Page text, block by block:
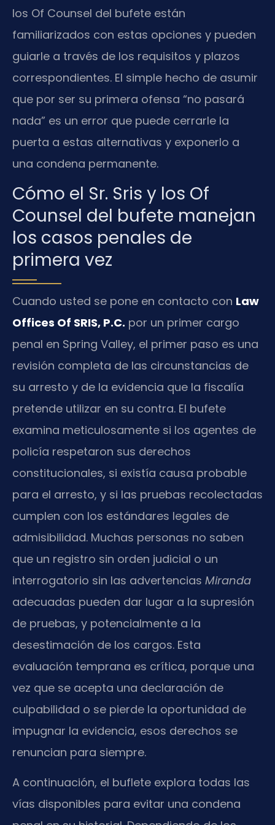
los Of Counsel del bufete están
familiarizados con estas opciones y pueden
guiarle a través de los requisitos y plazos
correspondientes. El simple hecho de asumir
que por ser su primera ofensa “no pasará
nada” es un error que puede cerrarle la
puerta a estas alternativas y exponerlo a
una condena permanente.
Cómo el Sr. Sris y los Of
Counsel del bufete manejan
los casos penales de
primera vez
Cuando usted se pone en contacto con Law
Offices Of SRIS, P.C. por un primer cargo
penal en Spring Valley, el primer paso es una
revisión completa de las circunstancias de
su arresto y de la evidencia que la fiscalía
pretende utilizar en su contra. El bufete
examina meticulosamente si los agentes de
policía respetaron sus derechos
constitucionales, si existía causa probable
para el arresto, y si las pruebas recolectadas
cumplen con los estándares legales de
admisibilidad. Muchas personas no saben
que un registro sin orden judicial o un
interrogatorio sin las advertencias Miranda
adecuadas pueden dar lugar a la supresión
de pruebas, y potencialmente a la
desestimación de los cargos. Esta
evaluación temprana es crítica, porque una
vez que se acepta una declaración de
culpabilidad o se pierde la oportunidad de
impugnar la evidencia, esos derechos se
renuncian para siempre.
A continuación, el buflete explora todas las
vías disponibles para evitar una condena